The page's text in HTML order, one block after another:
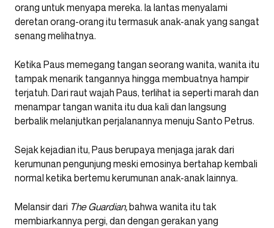
orang untuk menyapa mereka. Ia lantas menyalami
deretan orang-orang itu termasuk anak-anak yang sangat
senang melihatnya.
Ketika Paus memegang tangan seorang wanita, wanita itu
tampak menarik tangannya hingga membuatnya hampir
terjatuh. Dari raut wajah Paus, terlihat ia seperti marah dan
menampar tangan wanita itu dua kali dan langsung
berbalik melanjutkan perjalanannya menuju Santo Petrus.
Sejak kejadian itu, Paus berupaya menjaga jarak dari
kerumunan pengunjung meski emosinya bertahap kembali
normal ketika bertemu kerumunan anak-anak lainnya.
Melansir dari The Guardian,bahwa wanita itu tak
membiarkannya pergi, dan dengan gerakan yang